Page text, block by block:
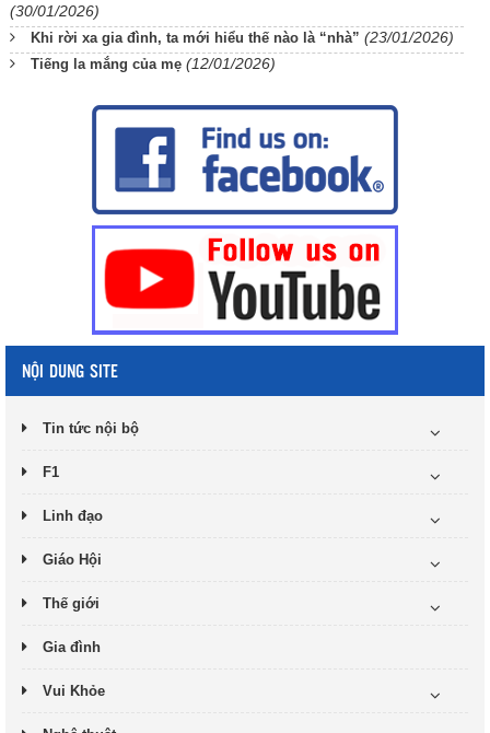
(30/01/2026)
Khi rời xa gia đình, ta mới hiểu thế nào là “nhà” (23/01/2026)
Tiếng la mắng của mẹ (12/01/2026)
NỘI DUNG SITE
Tin tức nội bộ
F1
Linh đạo
Giáo Hội
Thế giới
Gia đình
Vui Khỏe